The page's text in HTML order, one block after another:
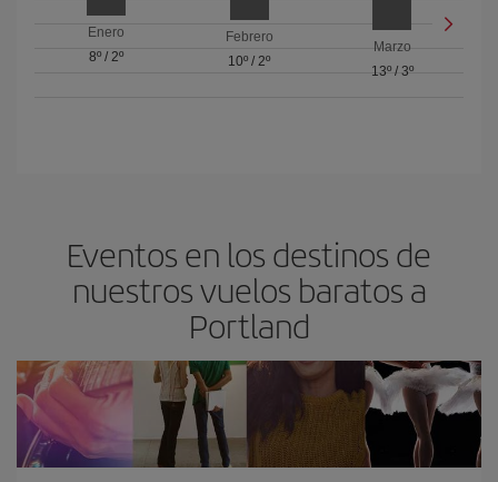
Enero
8º/ 2º
Febrero
10º / 2º
Marzo
13º/ 3º
Eventos en los destinos de
nuestros vuelos baratos a
Portland